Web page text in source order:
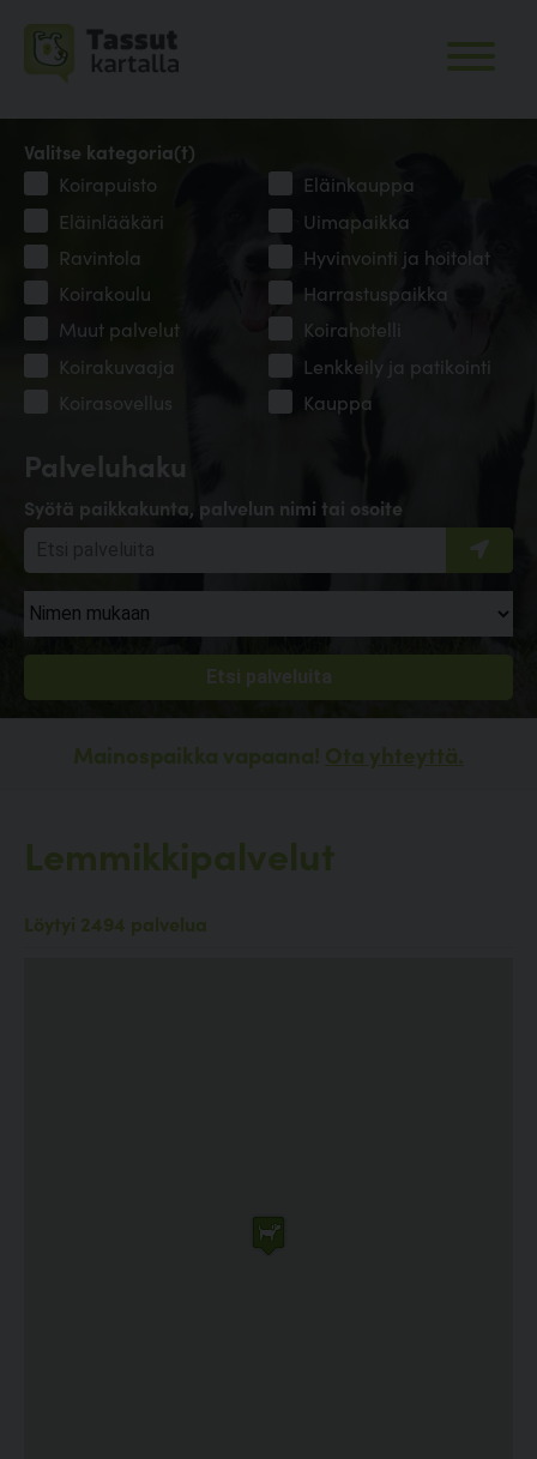
Palveluhaku
Syötä paikkakunta, palvelun nimi tai osoite
Valitse kategoria(t)
Koirapuisto
Eläinkauppa
Eläinlääkäri
Uimapaikka
Ravintola
Hyvinvointi ja hoitolat
Koirakoulu
Harrastuspaikka
Muut palvelut
Koirahotelli
Koirakuvaaja
Lenkkeily ja patikointi
Koirasovellus
Kauppa
Mainospaikka vapaana! Ota yhteyttä.
Lemmikkipalvelut
Löytyi 2494 palvelua